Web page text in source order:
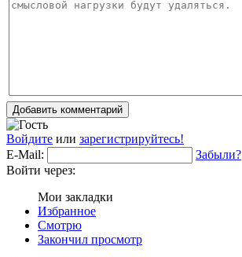
Добавить комментарий
Войдите или зарегистрируйтесь!
E-Mail:
Забыли?
Войти через:
Мои закладки
Избранное
Смотрю
Закончил просмотр